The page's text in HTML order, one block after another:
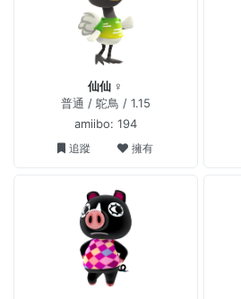
仙仙 ♀
普通 / 鴕鳥 / 1.15
amiibo: 194
追蹤 擁有